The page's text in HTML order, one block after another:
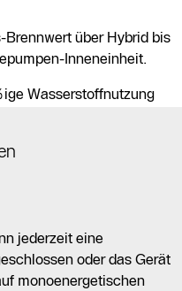
Brennwert über Hybrid bis
Inneneinheit.
Wasserstoffnutzung
jederzeit eine
oder das Gerät
monoenergetischen